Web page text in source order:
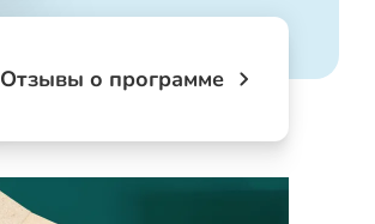
Отзывы о программе